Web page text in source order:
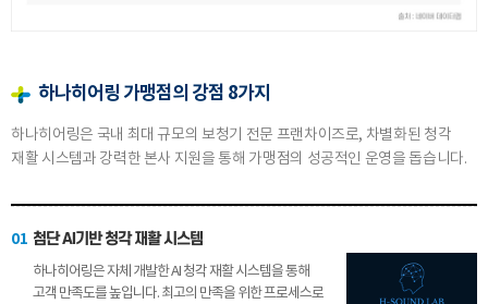
하나히어링 가맹점의 강점 8가지
하나히어링은 국내 최대 규모의 보청기 전문 프랜차이즈로, 차별화된 청각
재활 시스템과 강력한 본사 지원을 통해 가맹점의 성공적인 운영을 돕습니다.
01 첨단 AI기반 청각 재활 시스템
하나히어링은 자체 개발한 AI 청각 재활 시스템을 통해
고객 만족도를 높입니다. 최고의 만족을 위한 프로세스로